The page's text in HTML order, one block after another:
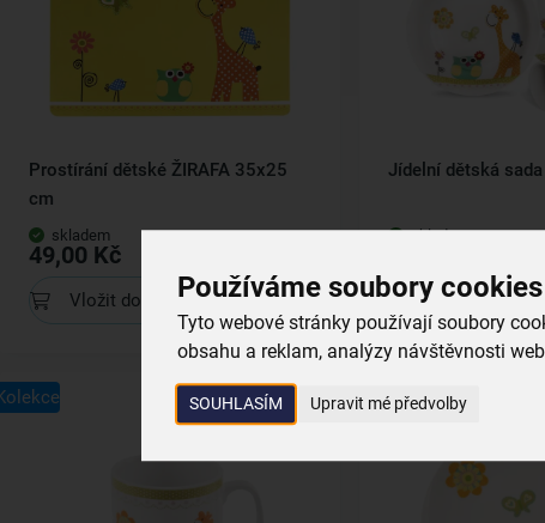
Používáme soubory cookies
Tyto webové stránky používají soubory
obsahu a reklam, analýzy návštěvnosti
SOUHLASÍM Upravit mé předvolby
Prostírání dětské ŽIRAFA 35x25
cm
skladem
49,00 Kč
Vložit do košíku
Jídelní dětská
skladem
Vložit do
Kolekce